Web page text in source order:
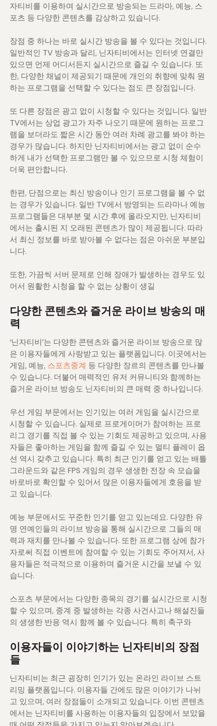
자티비를 이용하여 실시간으로 방송되는 드라마, 예능, 스
포츠 등 다양한 콘텐츠를 감상하고 있습니다.
장점 중 하나는 바로 실시간 방송을 볼 수 있다는 것입니다.
일반적인 TV 방송과 달리, 닌자티비에서는 인터넷 연결만
있으면 언제 어디서든지 실시간으로 즐길 수 있습니다. 또
한, 다양한 채널이 제공되기 때문에 개인의 취향에 맞춰 원
하는 프로그램을 선택할 수 있다는 점도 큰 장점입니다.
또 다른 장점은 광고 없이 시청할 수 있다는 것입니다. 일반
TV에서는 상업 광고가 자주 나오기 때문에 원하는 프로그
램을 보더라도 짧은 시간 동안 여러 차례 광고를 봐야 하는
경우가 많습니다. 하지만 닌자티비에서는 광고 없이 순수
하게 내가 선택한 프로그램만 볼 수 있으므로 시청 체험이
더욱 편안합니다.
한편, 단점으로는 최신 방송이나 인기 프로그램을 볼 수 없
는 경우가 있습니다. 일반 TV에서 방영되는 드라마나 예능
프로그램들은 대부분 몇 시간 후에 올라오지만, 닌자티비
에서는 출시된 지 오래된 콘텐츠가 많이 제공됩니다. 따라
서 최신 정보를 바로 받아볼 수 없다는 점은 아쉬운 부분입
니다.
또한, 가끔씩 서버 문제로 인해 장애가 발생하는 경우도 있
어서 원활한 시청을 할 수 없는 상황이 생길
다양한 콘텐츠와 즐거운 라이브 방송의 매
력
‘닌자티비’는 다양한 콘텐츠와 즐거운 라이브 방송으로 많
은 이용자들에게 사랑받고 있는 플랫폼입니다. 이곳에서는
게임, 예능, 스포츠중계 등 다양한 장르의 콘텐츠를 만나볼
수 있습니다. 더불어 매력적인 유저 커뮤니티와 함께하는
즐거운 라이브 방송도 닌자티비의 큰 매력 중 하나입니다.
우선 게임 부문에서는 인기있는 여러 게임을 실시간으로
시청할 수 있습니다. 실제로 프로게이머가 참여하는 프로
리그 경기를 직접 볼 수 있는 기회도 제공하고 있으며, 사용
자들은 좋아하는 게임을 함께 즐길 수 있는 멀티 플레이 옵
션 역시 갖추고 있습니다. 특히 최근 인기를 얻고 있는 배틀
그라운드와 같은 FPS 게임의 경우 생생한 전장 속 모습을
바로바로 확인할 수 있어서 많은 이용자들에게 호응을 받
고 있습니다.
예능 부문에서도 꾸준한 인기를 얻고 있는데요. 다양한 유
명 연예인들의 라이브 방송을 통해 실시간으로 그들의 매
력과 재치를 만나볼 수 있습니다. 또한 프로그램 상에 참가
자로써 직접 이벤트에 참여할 수 있는 기회도 주어져서, 사
용자들은 적극적으로 이용하며 즐거운 시간을 보낼 수 있
습니다.
스포츠 부문에서는 다양한 종목의 경기를 실시간으로 시청
할 수 있으며, 중계 중 발생하는 각종 사건사고나 해설진들
의 생생한 반응 역시 함께 볼 수 있습니다. 특히 축구와
이용자들이 이야기하는 닌자티비의 장점
들
닌자티비는 최근 굉장히 인기가 있는 온라인 라이브 스트
리밍 플랫폼입니다. 이용자들 간에도 많은 이야기가 나뉘
고 있으며, 여러 장점들이 소개되고 있습니다. 이번 콘텐츠
에서는 닌자티비를 사용하는 이용자들의 입장에서 보았을